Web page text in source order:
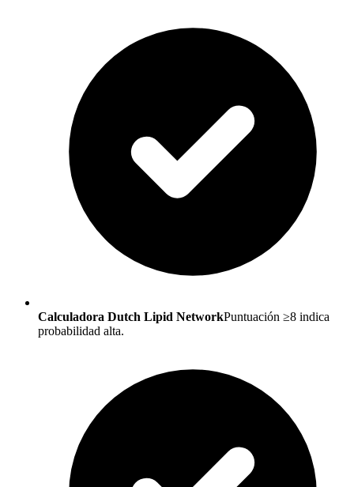
Calculadora Dutch Lipid NetworkPuntuación ≥8 indica
probabilidad alta.